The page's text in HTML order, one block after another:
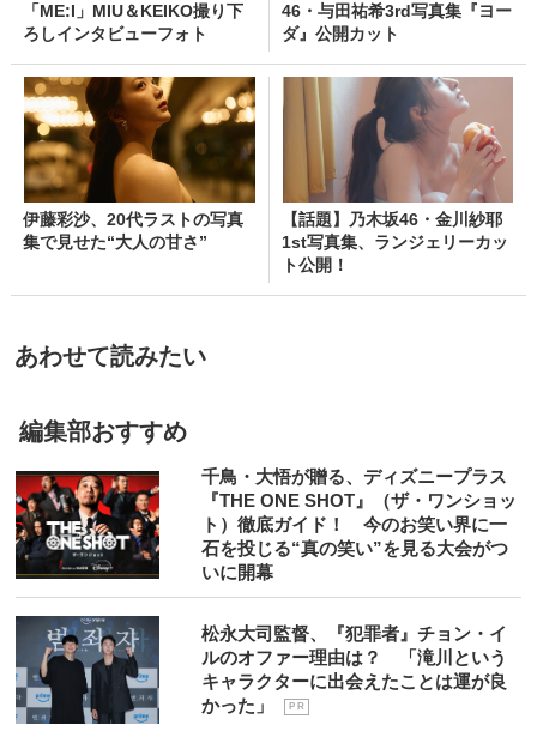
「ME:I」MIU＆KEIKO撮り下
ろしインタビューフォト
46・与田祐希3rd写真集『ヨー
ダ』公開カット
伊藤彩沙、20代ラストの写真
集で見せた“大人の甘さ”
【話題】乃木坂46・金川紗耶
1st写真集、ランジェリーカッ
ト公開！
あわせて読みたい
編集部おすすめ
千鳥・大悟が贈る、ディズニープラス
『THE ONE SHOT』（ザ・ワンショッ
ト）徹底ガイド！ 今のお笑い界に一
石を投じる“真の笑い”を見る大会がつ
いに開幕
松永大司監督、『犯罪者』チョン・イ
ルのオファー理由は？ 「滝川という
キャラクターに出会えたことは運が良
かった」
P R